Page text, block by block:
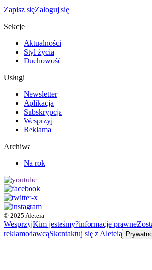
Zapisz sięZaloguj się
Sekcje
Aktualności
Styl życia
Duchowość
Usługi
Newsletter
Aplikacja
Subskrypcja
Wesprzyj
Reklama
Archiwa
Na rok
© 2025 Aleteia
WesprzyjKim jesteśmy?informacje prawne
reklamodawcąSkontaktuj się z Aleteią